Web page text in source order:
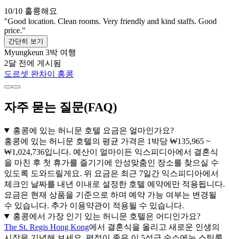
10/10 훌륭해요
"Good location. Clean rooms. Very friendly and kind staffs. Good
price."
간단히 보기
Myungkeun 3박 여행
2달 전에 게시됨
도르셋 완차이 홍콩
자주 묻는 질문(FAQ)
홍콩에 있는 허니문 호텔 요금은 얼마인가요?
홍콩에 있는 허니문 호텔의 평균 가격은 1박당 ₩135,965 ~
₩1,024,736입니다. 예산이 얼마이든 익스피디아에서 결혼식
을 마친 후 첫 휴가를 즐기기에 안성맞춤인 장소를 찾으실 수
있도록 도와드릴게요. 위 요금은 최근 7일간 익스피디아에서
체크인 날짜를 내년 이내로 설정한 호텔 예약에만 적용됩니다.
요금은 현재 상품을 기준으로 하며 예약 가능 여부는 변경될
수 있습니다. 추가 이용약관이 적용될 수 있습니다.
홍콩에서 가장 인기 있는 허니문 호텔은 어디인가요?
The St. Regis Hong Kong에서 결혼식을 올리고 새로운 인생의